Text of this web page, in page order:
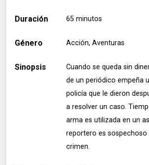
Duración 65 minutos
Género Acción, Aventuras
Sinopsis
Cuando se queda sin
de un periódico empeña
policía que le dieron
a resolver un caso.
arma es utilizada en un
reportero es sospechoso
crimen.